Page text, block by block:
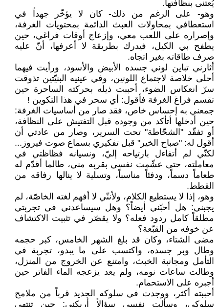
يُعتنى بنظافتها.
وهو- على الرغم من ذلك- كان لا يؤخّر جهداً في
استعطافي بمحاولات العبث الدائمة بمحتويات الغرفة،
وإصراره على اللعب معي، وإزعاج أوقات فراغي، حين
يطفح بي الكيل، فيدرك بطريقة لا أعرفها، أنّ عليه
صرف طاقاته بغير اتجاه.
أثارني تباين لوني جسده الأبيض والأسود، ورأيت فيهما
أحلى خلاصة لاجتماع اللونين، وفي عينيه البنيّتين تذوقت
سرّ انعكاس الضوء، أحببت ذيله بحركته الساحرة حين
تقسم فراغ الغرفة فأقول: أي سحر في هذا التكوين !
جمعني به إحساس خاص، فقد صار من أساسيات الغرفة:
حين أدخلها أتأكد من وجوده قبل التفتيش على النظافة،
أو تفقّد "الشحّاطة" تحت السرير، وصار من عادتي أن
أقول له: "صباح الخير" قبل تفكيري بسماع صوت فيروز...
لكنّي لم أتفاءل بارتياحه إليّ، ونسيانه فظاظتي في
معاملته، حتى عشّمت نفسي بقربه مني، طالما أقدّم له
طعاماً دسماً، ودفئاً مناسباً، وتسلية لا ينالها رفاقه من
القطط.
وهو، إذا لا يستطيع الكلام، ولأننّي لا أفهم لغته الخاصّة، لم
يجبني: هل أحبّني أيضاً؟ وهل سيساعدني في تجربتي
مطلقاً كامل ردود فعله؟ ولا يقصّر في تثبيت الاكتشاف
عن خوفه من القبّعة؟
مضى الشتاء، وكان قد بلغ الشهر الخامس، كبر حجمه
وطال وبر جسده، واكتسب على ما يبدو، تجربة في
التأمل ومجانبة الخبث، وامتنع عن الخروج من المنزل،
وطالت ساعات نومه، ولم يعد يزعجه الماء الفاتر حين
أجبره على الاستحمام.
أحببته أكثر، ووجدت في سلوكه الجديد قرباً من ملامح
سلوكي، وسألت نفسي سؤالاً أربكني: حين تنتهي